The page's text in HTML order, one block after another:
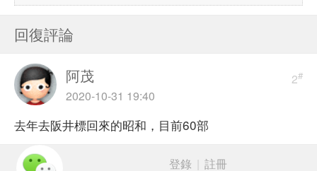
回復評論
2#
阿茂
2020-10-31 19:40
去年去阪井標回來的昭和，目前60部
登錄
註冊